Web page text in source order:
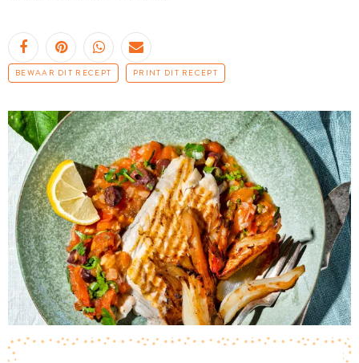
BEWAAR DIT RECEPT PRINT DIT RECEPT